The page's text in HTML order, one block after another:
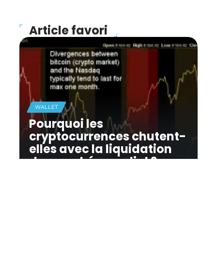
Article favori
WALLET
Pourquoi les
cryptocurrences chutent-
elles avec la liquidation
du marché mondial ?